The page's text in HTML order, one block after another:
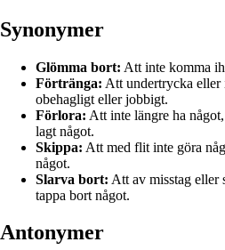
Synonymer
Glömma bort: Att inte komma
Förtränga: Att undertrycka eller
obehagligt eller jobbigt.
Förlora: Att inte längre ha
lagt något.
Skippa: Att med flit inte göra
något.
Slarva bort: Att av misstag eller
tappa bort något.
Antonymer